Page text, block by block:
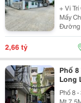
+ Vi
Mấy
Đường
Xung
Chợ.
2,66 tỷ
Phố
Long
Trưng
Phố 8
Mt